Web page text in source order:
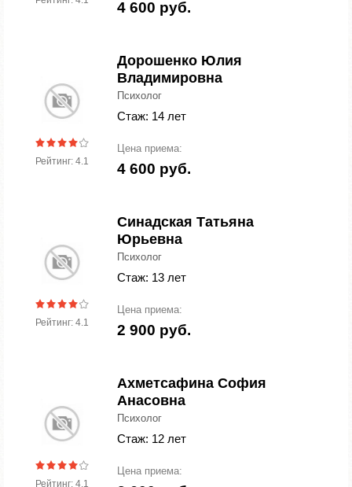
4 600 руб.
Рейтинг: 4.1
Дорошенко Юлия
Владимировна
Психолог
Стаж: 14 лет
Цена приема:
4 600 руб.
Рейтинг: 4.1
Синадская Татьяна
Юрьевна
Психолог
Стаж: 13 лет
Цена приема:
2 900 руб.
Рейтинг: 4.1
Ахметсафина София
Анасовна
Психолог
Стаж: 12 лет
Цена приема: